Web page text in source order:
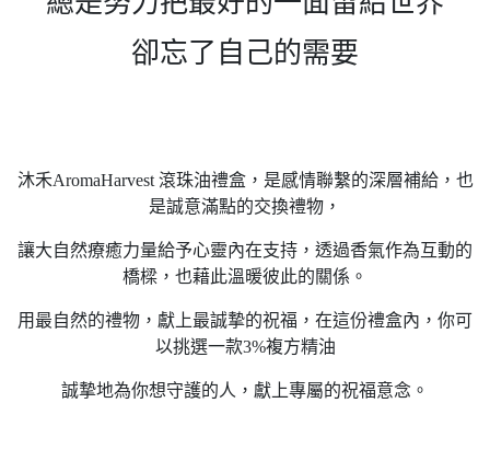
卻忘了自己的需要
沐禾AromaHarvest 滾珠油禮盒，是感情聯繫的深層補給，也
是誠意滿點的交換禮物，
讓大自然療癒力量給予心靈內在支持，透過香氣作為互動的
橋樑，也藉此溫暖彼此的關係。
用最自然的禮物，獻上最誠摯的祝福，在這份禮盒內，你可
以挑選一款3%複方精油
誠摯地為你想守護的人，獻上專屬的祝福意念。